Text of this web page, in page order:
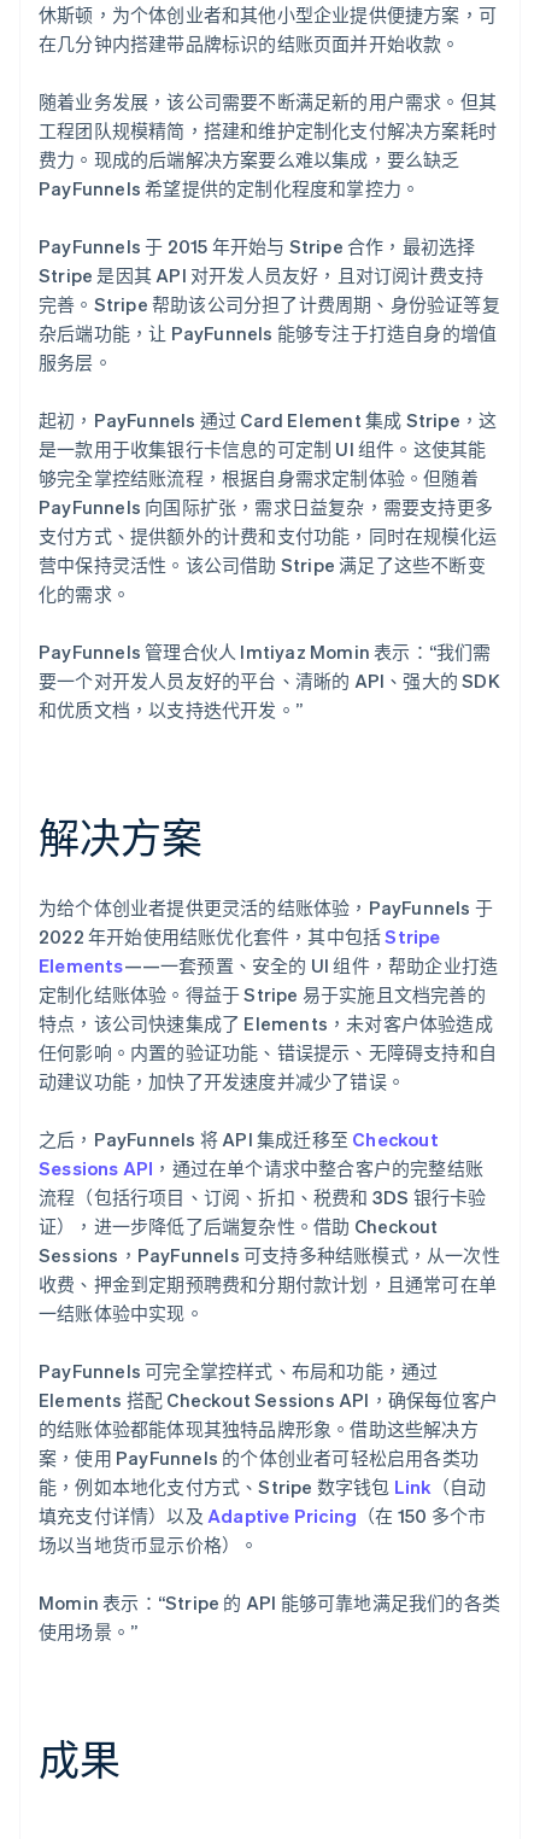
休斯顿，为个体创业者和其他小型企业提供便捷方案，可
在几分钟内搭建带品牌标识的结账页面并开始收款。
随着业务发展，该公司需要不断满足新的用户需求。但其
工程团队规模精简，搭建和维护定制化支付解决方案耗时
费力。现成的后端解决方案要么难以集成，要么缺乏
PayFunnels 希望提供的定制化程度和掌控力。
PayFunnels 于 2015 年开始与 Stripe 合作，最初选择
Stripe 是因其 API 对开发人员友好，且对订阅计费支持
完善。Stripe 帮助该公司分担了计费周期、身份验证等复
杂后端功能，让 PayFunnels 能够专注于打造自身的增值
服务层。
起初，PayFunnels 通过 Card Element 集成 Stripe，这
是一款用于收集银行卡信息的可定制 UI 组件。这使其能
够完全掌控结账流程，根据自身需求定制体验。但随着
PayFunnels 向国际扩张，需求日益复杂，需要支持更多
支付方式、提供额外的计费和支付功能，同时在规模化运
营中保持灵活性。该公司借助 Stripe 满足了这些不断变
化的需求。
PayFunnels 管理合伙人 Imtiyaz Momin 表示：“我们需
要一个对开发人员友好的平台、清晰的 API、强大的 SDK
和优质文档，以支持迭代开发。”
解决方案
为给个体创业者提供更灵活的结账体验，PayFunnels 于
2022 年开始使用结账优化套件，其中包括Stripe
Elements——一套预置、安全的 UI 组件，帮助企业打造
定制化结账体验。得益于 Stripe 易于实施且文档完善的
特点，该公司快速集成了 Elements，未对客户体验造成
任何影响。内置的验证功能、错误提示、无障碍支持和自
动建议功能，加快了开发速度并减少了错误。
之后，PayFunnels 将 API 集成迁移至 Checkout
Sessions API ，通过在单个请求中整合客户的完整结账
流程（包括行项目、订阅、折扣、税费和 3DS 银行卡验
证），进一步降低了后端复杂性。借助 Checkout
Sessions，PayFunnels 可支持多种结账模式，从一次性
收费、押金到定期预聘费和分期付款计划，且通常可在单
一结账体验中实现。
PayFunnels 可完全掌控样式、布局和功能，通过
Elements 搭配 Checkout Sessions API，确保每位客户
的结账体验都能体现其独特品牌形象。借助这些解决方
案，使用 PayFunnels 的个体创业者可轻松启用各类功
能，例如本地化支付方式、Stripe 数字钱包 Link （自动
填充支付详情）以及 Adaptive Pricing （在 150 多个市
场以当地货币显示价格）。
Momin 表示：“Stripe 的 API 能够可靠地满足我们的各类
使用场景。”
成果